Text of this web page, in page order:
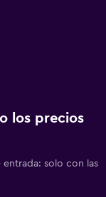
los precios
solo con las